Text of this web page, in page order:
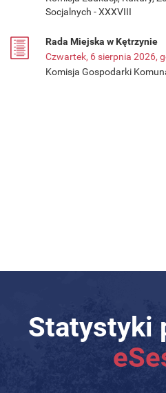
Socjalnych - XXXVIII
Rada Miejska w Kętrzynie
Czwartek, 6 sierpnia 2026,
Komisja Gospodarki
Statystyki